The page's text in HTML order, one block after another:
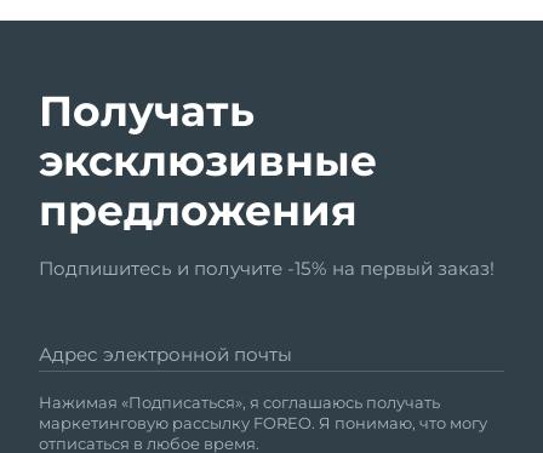
Получать
эксклюзивные
предложения
Подпишитесь и получите -15% на первый заказ!
Адрес электронной почты
Нажимая «Подписаться», я соглашаюсь получать
маркетинговую рассылку FOREO. Я понимаю, что могу
отписаться в любое время.